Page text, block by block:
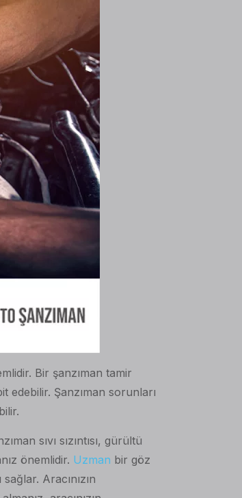
Bir şanzıman tamir
edebilir. Şanzıman sorunları
sıvı sızıntısı, gürültü
önemlidir. Uzman bir göz
Aracınızın